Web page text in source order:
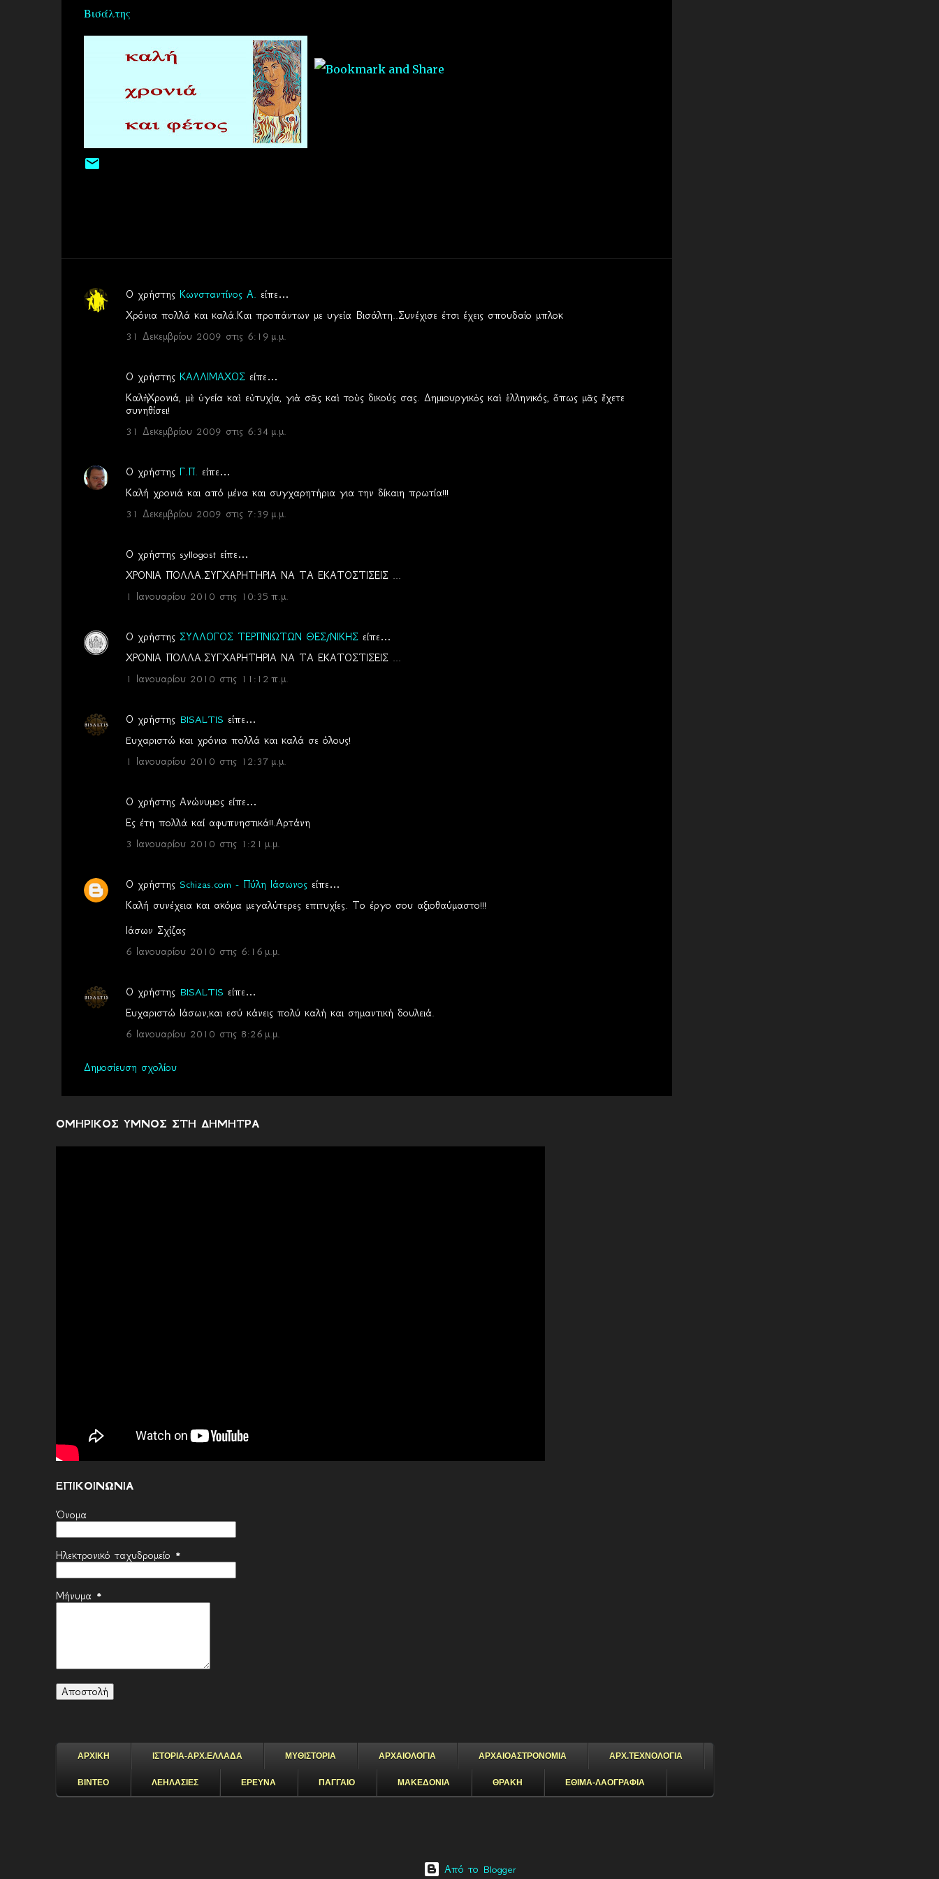
Βισάλτης
Σ
Ο χρήστης Κωνσταντίνος Α. είπε…
Χρόνια πολλά και καλά.Και προπάντων με υγεία Βισάλτη..Συνέχισε έτσι έχεις σπουδαίο μπλοκ
31 Δεκεμβρίου 2009 στις 6:19 μ.μ.
Ο χρήστης ΚΑΛΛΙΜΑΧΟΣείπε…
Καλὴ Χρονιά, μὲ ὑγεία καὶ εὐτυχία, γιὰ σᾶς καὶ τοὺς δικούς σας. Δημιουργικὸς καὶ ἑλληνικός, ὅπως μᾶς ἔχετε
συνηθίσει!
31 Δεκεμβρίου 2009 στις 6:34 μ.μ.
Ο χρήστης Γ.Π. είπε…
Καλή χρονιά και από μένα και συγχαρητήρια για την δίκαιη πρωτία!!!
31 Δεκεμβρίου 2009 στις 7:39 μ.μ.
Ο χρήστης syllogost είπε…
ΧΡΟΝΙΑ ΠΟΛΛΑ.ΣΥΓΧΑΡΗΤΗΡΙΑ ΝΑ ΤΑ ΕΚΑΤΟΣΤΙΣΕΙΣ ...
1 Ιανουαρίου 2010 στις 10:35 π.μ.
Ο χρήστης ΣΥΛΛΟΓΟΣ ΤΕΡΠΝΙΩΤΩΝ ΘΕΣ/ΝΙΚΗΣείπε…
ΧΡΟΝΙΑ ΠΟΛΛΑ.ΣΥΓΧΑΡΗΤΗΡΙΑ ΝΑ ΤΑ ΕΚΑΤΟΣΤΙΣΕΙΣ ...
1 Ιανουαρίου 2010 στις 11:12 π.μ.
Ο χρήστης BISALTIS είπε…
Eυχαριστώ και χρόνια πολλά και καλά σε όλους!
1 Ιανουαρίου 2010 στις 12:37 μ.μ.
Ο χρήστης Ανώνυμος είπε…
Ες έτη πολλά καί αφυπνηστικά!!.Αρτάνη
3 Ιανουαρίου 2010 στις 1:21 μ.μ.
Ο χρήστης Schizas.com - Πύλη Ιάσωνοςείπε…
Καλή συνέχεια και ακόμα μεγαλύτερες επιτυχίες. Το έργο σου αξιοθαύμαστο!!!
Ιάσων Σχίζας
6 Ιανουαρίου 2010 στις 6:16 μ.μ.
Ο χρήστης BISALTIS είπε…
Ευχαριστώ Ιάσων,και εσύ κάνεις πολύ καλή και σημαντική δουλειά.
6 Ιανουαρίου 2010 στις 8:26 μ.μ.
Δημοσίευση σχολίου
ΟΜΗΡΙΚΟΣ ΥΜΝΟΣ ΣΤΗ ΔΗΜΗΤΡΑ
ΕΠΙΚΟΙΝΩΝΙΑ
Όνομα
Ηλεκτρονικό ταχυδρομείο *
Μήνυμα *
ΑΡΧΙΚΗ ΙΣΤΟΡΙΑ-ΑΡΧ.ΕΛΛΑΔΑ ΜΥΘΙΣΤΟΡΙΑ ΑΡΧΑΙΟΛΟΓΙΑ ΑΡΧΑΙΟΑΣΤΡΟΝΟΜΙΑ ΑΡΧ.ΤΕΧΝΟΛΟΓΙΑ
ΒΙΝΤΕΟ ΛΕΗΛΑΣΙΕΣ ΕΡΕΥΝΑ ΠΑΓΓΑΙΟ ΜΑΚΕΔΟΝΙΑ ΘΡΑΚΗ ΕΘΙΜΑ-ΛΑΟΓΡΑΦΙΑ
Από το Blogger